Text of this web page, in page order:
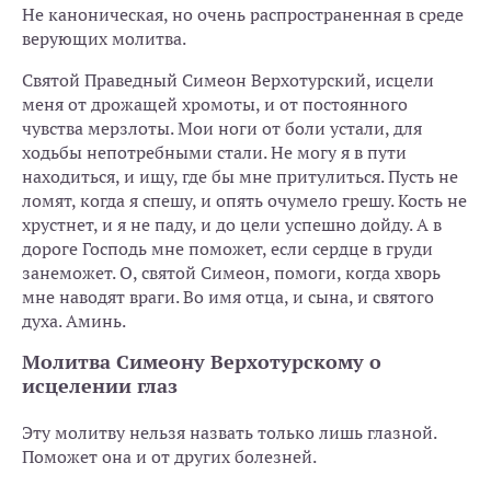
Не каноническая, но очень распространенная в среде
верующих молитва.
Святой Праведный Симеон Верхотурский, исцели
меня от дрожащей хромоты, и от постоянного
чувства мерзлоты. Мои ноги от боли устали, для
ходьбы непотребными стали. Не могу я в пути
находиться, и ищу, где бы мне притулиться. Пусть не
ломят, когда я спешу, и опять очумело грешу. Кость не
хрустнет, и я не паду, и до цели успешно дойду. А в
дороге Господь мне поможет, если сердце в груди
занеможет. О, святой Симеон, помоги, когда хворь
мне наводят враги. Во имя отца, и сына, и святого
духа. Аминь.
Молитва Симеону Верхотурскому о
исцелении глаз
Эту молитву нельзя назвать только лишь глазной.
Поможет она и от других болезней.